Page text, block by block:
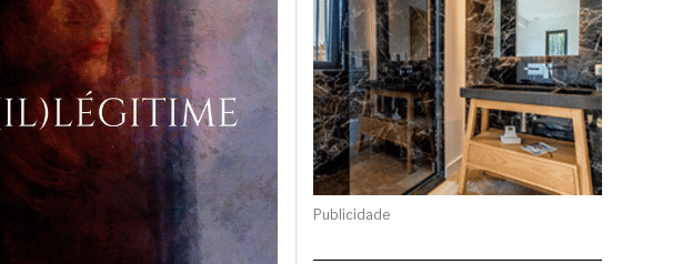
Publicidade